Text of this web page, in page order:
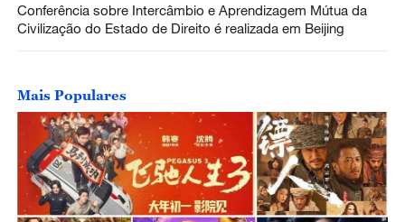
Conferência sobre Intercâmbio e Aprendizagem Mútua da
Civilização do Estado de Direito é realizada em Beijing
Mais Populares